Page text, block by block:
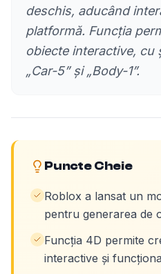
deschis, aducând
platformă. Funcția
obiecte interactive, cu
„Car-5” și „Body-1”.
Puncte Cheie
Roblox a lansat un
pentru generarea de
Funcția 4D permite
interactive și